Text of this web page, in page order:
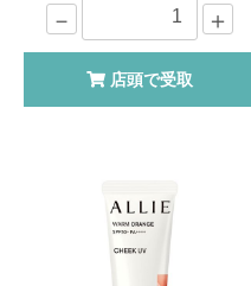
－ ＋
店頭で受取